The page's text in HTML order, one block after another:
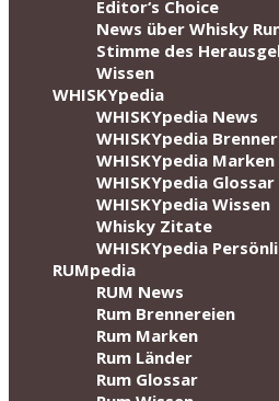
Editor‘s Choice
News über Whisky
Stimme des
Wissen
WHISKYpedia
WHISKYpedia News
WHISKYpedia
WHISKYpedia Marken
WHISKYpedia Glossar
WHISKYpedia Wissen
Whisky Zitate
WHISKYpedia
RUMpedia
RUM News
Rum Brennereien
Rum Marken
Rum Länder
Rum Glossar